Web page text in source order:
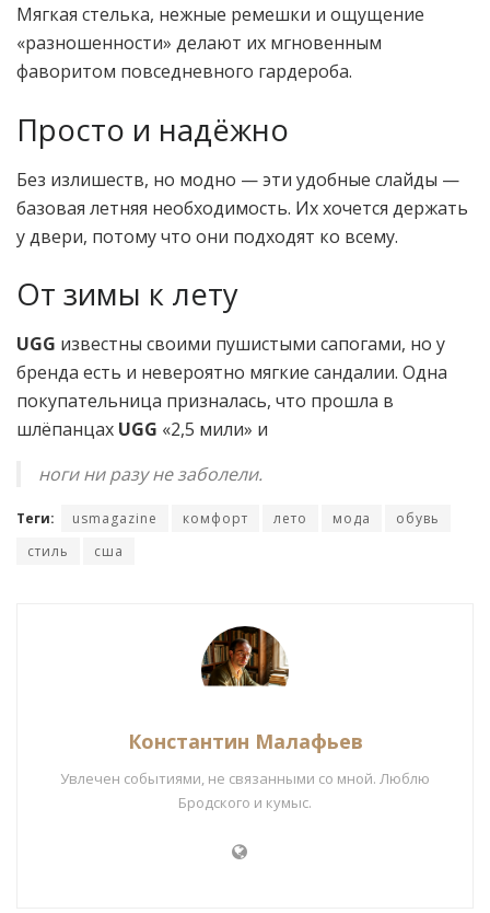
Мягкая стелька, нежные ремешки и ощущение
«разношенности» делают их мгновенным
фаворитом повседневного гардероба.
Просто и надёжно
Без излишеств, но модно — эти удобные слайды —
базовая летняя необходимость. Их хочется держать
у двери, потому что они подходят ко всему.
От зимы к лету
UGG известны своими пушистыми сапогами, но у
бренда есть и невероятно мягкие сандалии. Одна
покупательница призналась, что прошла в
шлёпанцах UGG «2,5 мили» и
ноги ни разу не заболели.
Теги: usmagazine комфорт лето мода
обувь
стиль
сша
Константин Малафьев
Увлечен событиями, не связанными со мной. Люблю
Бродского и кумыс.